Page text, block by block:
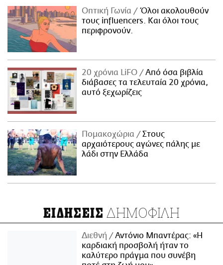
Οπτική Γωνία
Όλοι ακολουθούν
τους influencers. Και όλοι τους
περιφρονούν.
20 χρόνια LiFO
Από όσα βιβλία
διάβασες τα τελευταία 20 χρόνια,
αυτό ξεχωρίζεις
Πομακοχώρια
Στους
αρχαιότερους αγώνες πάλης με
λάδι στην Ελλάδα
ΕΙΔΗΣΕΙΣ ΔΗΜΟΦΙΛΗ
Διεθνή
Αντόνιο Μπαντέρας: «Η
καρδιακή προσβολή ήταν το
καλύτερο πράγμα που συνέβη